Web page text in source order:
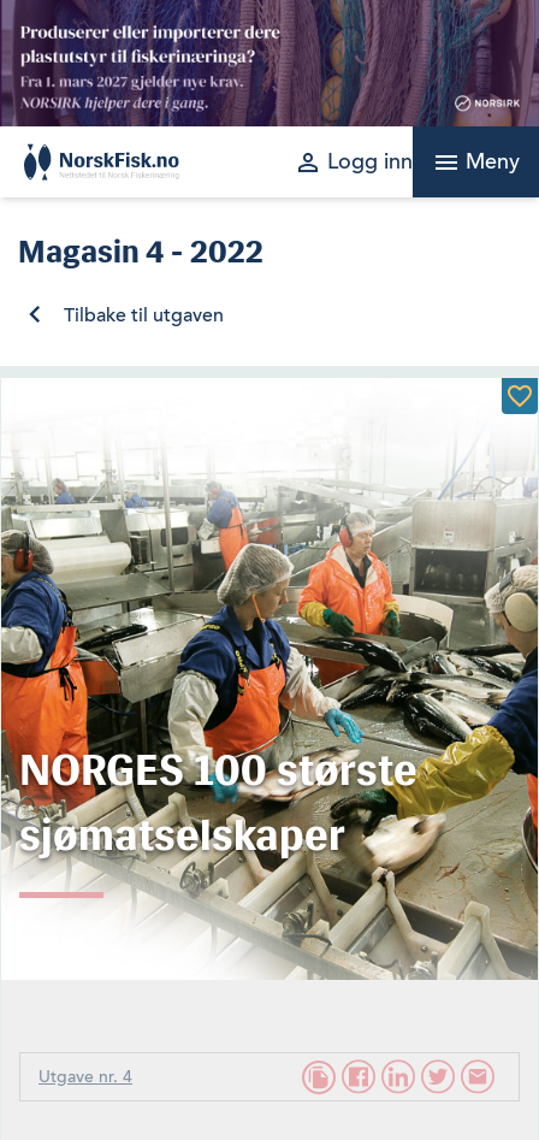
Skip
content
perm_identity Logg inn menu Meny
Magasin4 - 2022
Tilbake til utgaven
NORGES 100 største
sjømatselskaper
Utgave nr. 4